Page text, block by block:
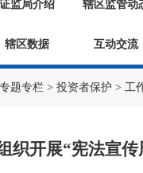
证监局介绍 辖区监管动
辖区数据 互动交流
专题专栏 > 投资者保护 > 工
织开展“宪法宣